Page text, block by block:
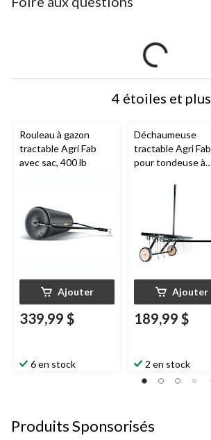
4 étoiles et plus
Rouleau à gazon
tractable Agri Fab
avec sac, 400 lb
Ajouter
339,99 $
6 en stock
Déchaumeuse
tractable Agri Fab
pour tondeuse à
40 po, 70 lb
Ajouter
189,99 $
2 en stock
Produits Sponsorisés